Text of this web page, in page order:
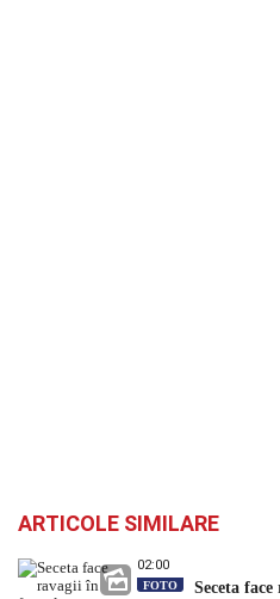
ARTICOLE SIMILARE
02:00
FOTO
Seceta